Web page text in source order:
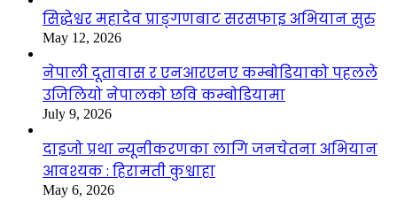
सिद्धेश्वर महादेव प्राङ्गणबाट सरसफाइ अभियान सुरु
May 12, 2026
नेपाली दूतावास र एनआरएनए कम्बोडियाको पहलले
उजिलियो नेपालको छवि कम्बोडियामा
July 9, 2026
दाइजो प्रथा न्यूनीकरणका लागि जनचेतना अभियान
आवश्यक : हिरामती कुश्वाहा
May 6, 2026